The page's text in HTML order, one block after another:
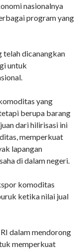
nasionalnya
program yang
telah dicanangkan
untuk
yang
berupa barang
dari hilirisasi ini
memperkuat
lapangan
di dalam negeri.
komoditas
ketika nilai jual
dalam mendorong
memperkuat